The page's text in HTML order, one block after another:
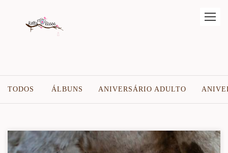
TODOS ÁLBUNS ANIVERSÁRIO ADULTO